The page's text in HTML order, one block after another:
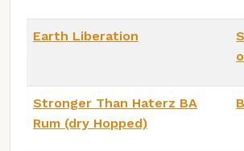
Earth Liberation
Stronger Than Haterz BA
Rum (dry Hopped)